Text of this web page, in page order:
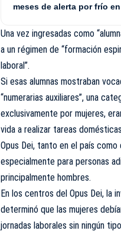
meses de alerta por frío
Una vez ingresadas como
a un régimen de “formación
laboral”.
Si esas alumnas mostraban
“numerarias auxiliares”, una
exclusivamente por mujeres,
vida a realizar tareas
Opus Dei, tanto en el país
especialmente para personas
principalmente hombres.
En los centros del Opus Dei, la
determinó que las mujeres
jornadas laborales sin ningún